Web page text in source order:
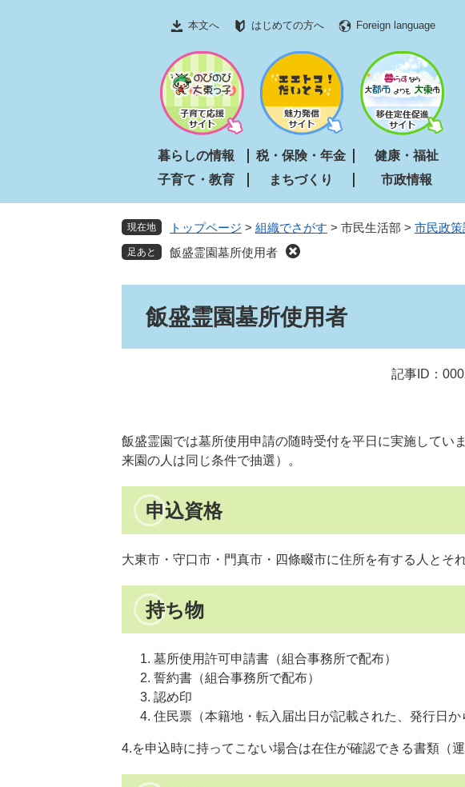
文
本文へ はじめての方へ Foreign language
暮らしの情報 税・保険・年金
健康・福祉
子育て・教育
まちづくり 市政情報
現在地 トップページ > 組織でさがす > 市民生活部 > 市民政策
飯盛霊園墓所使用者
飯盛霊園墓所使用者
記事ID：
飯盛霊園では墓所使用申請の随時受付を平日に実施してい
来園の人は同じ条件で抽選）。
申込資格
大東市・守口市・門真市・四條畷市に住所を有する人とそ
持ち物
墓所使用許可申請書（組合事務所で配布）
誓約書（組合事務所で配布）
認め印
住民票（本籍地・転入届出日が記載された、発行日か
4.を申込時に持ってこない場合は在住が確認できる書類（